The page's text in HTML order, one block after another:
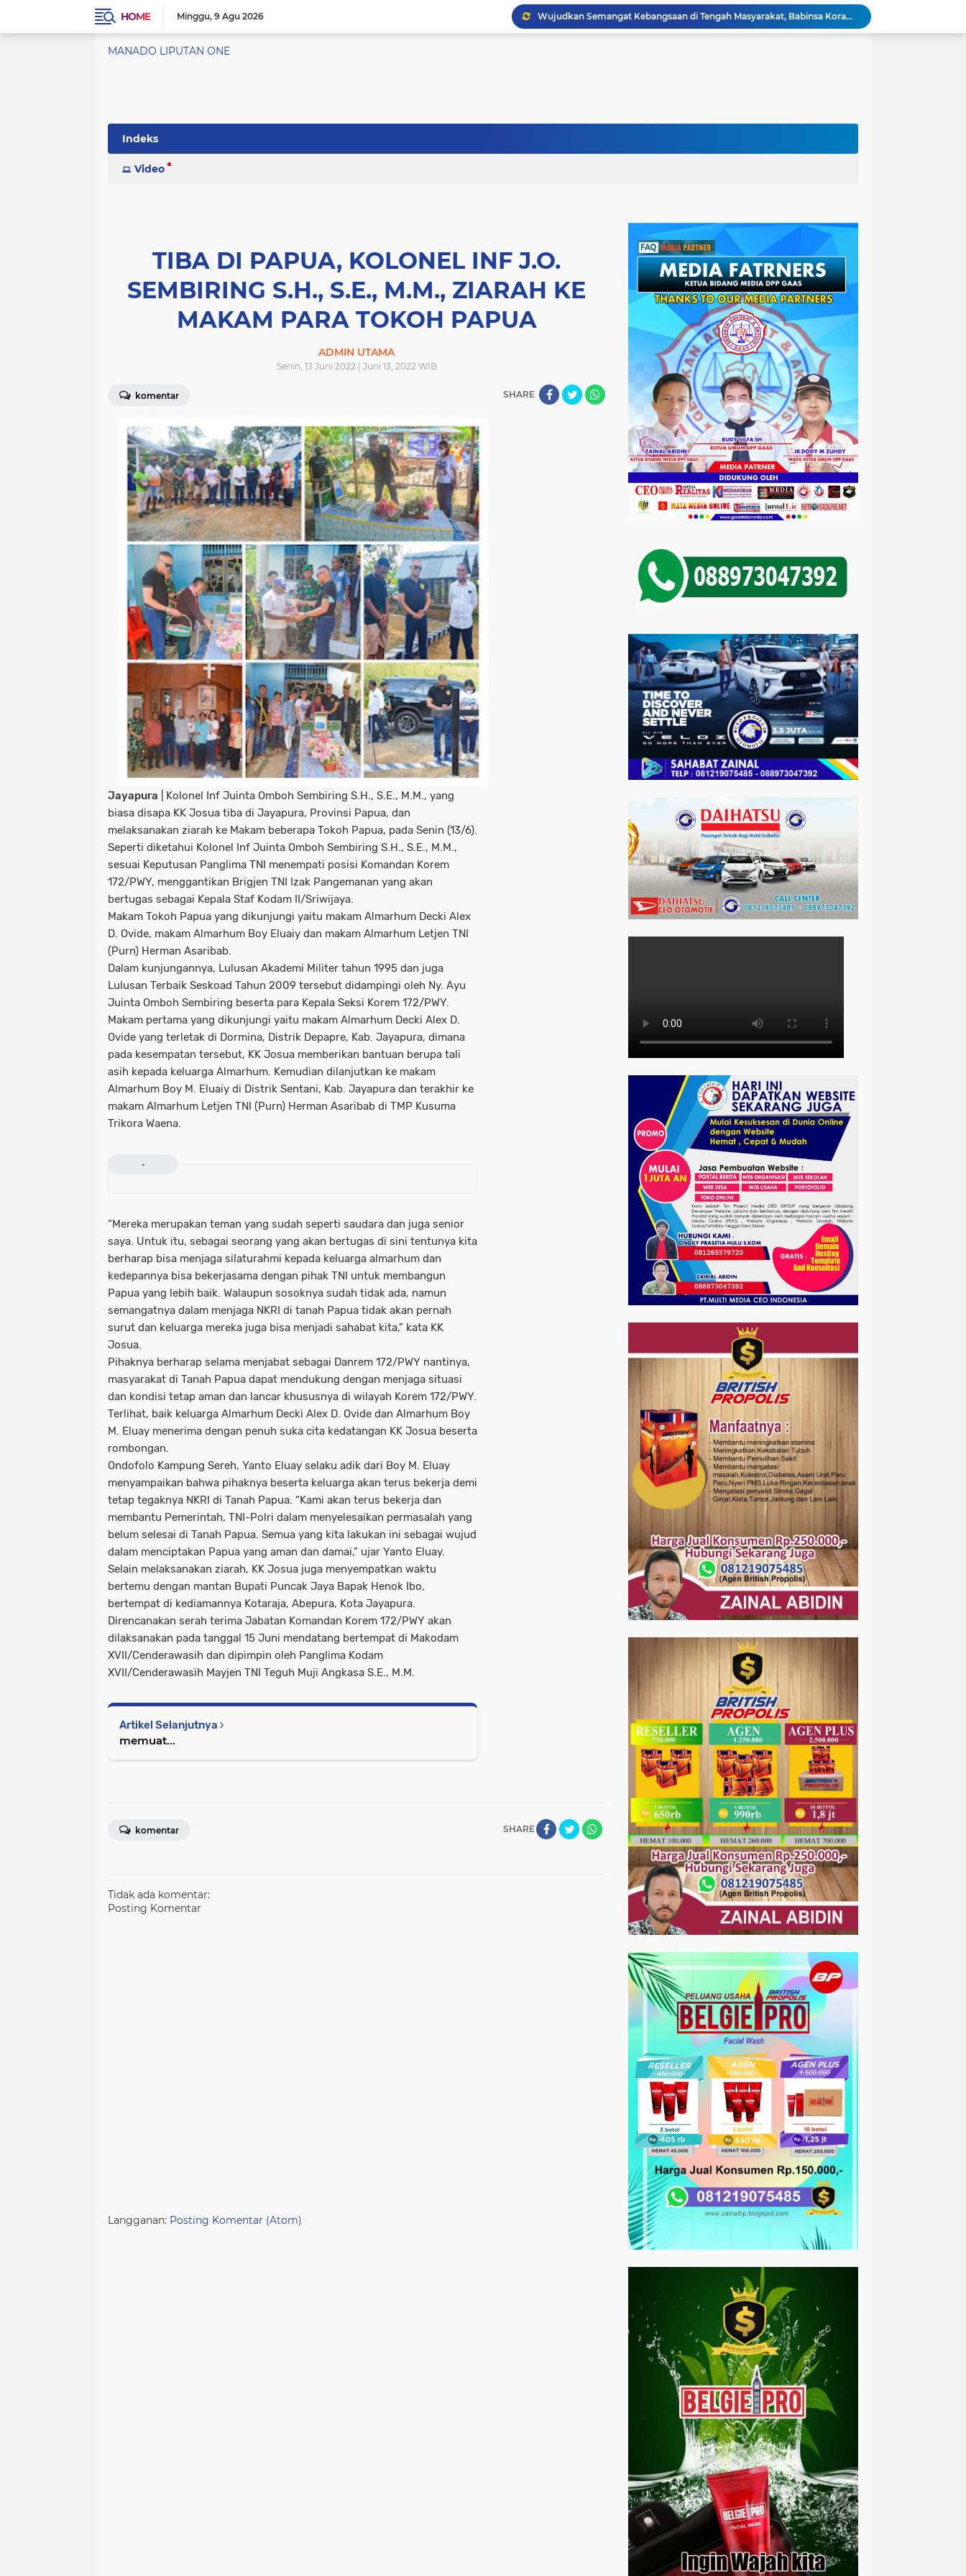
HOME Minggu 9 Agu 2026
Wujudkan Semangat Kebangsaan di Tengah Masyarakat, Babinsa Koramil 04/Banjarmasin Barat Kertak Baru Ilir Terlibat Aktif dalam Penilaian Kampung Merah Putih
Babinsa Koramil 02/Banjarmasin Selatan Gelar Komunikasi Sosial dengan Tokoh Agama untuk Meningkatkan Kerukunan dan Keamanan di Masyarakat
Babinsa Koramil 01/Banjarmasin Timur Adakan Komsos Bersama Ketua RW untuk Tingkatkan Kerja Sama dan Keamanan Lingkungan
MANADO LIPUTAN ONE
Indeks
Video
TIBA DI PAPUA, KOLONEL INF J.O.
SEMBIRING S.H., S.E., M.M., ZIARAH KE
MAKAM PARA TOKOH PAPUA
ADMIN UTAMA
Senin, 13 Juni 2022 | Juni 13, 2022 WIB
komentar SHARE
Jayapura | Kolonel Inf Juinta Omboh Sembiring S.H., S.E., M.M., yang
biasa disapa KK Josua tiba di Jayapura, Provinsi Papua, dan
melaksanakan ziarah ke Makam beberapa Tokoh Papua, pada Senin (13/6).
Seperti diketahui Kolonel Inf Juinta Omboh Sembiring S.H., S.E., M.M.,
sesuai Keputusan Panglima TNI menempati posisi Komandan Korem
172/PWY, menggantikan Brigjen TNI Izak Pangemanan yang akan
bertugas sebagai Kepala Staf Kodam II/Sriwijaya.
Makam Tokoh Papua yang dikunjungi yaitu makam Almarhum Decki Alex
D. Ovide, makam Almarhum Boy Eluaiy dan makam Almarhum Letjen TNI
(Purn) Herman Asaribab.
Dalam kunjungannya, Lulusan Akademi Militer tahun 1995 dan juga
Lulusan Terbaik Seskoad Tahun 2009 tersebut didampingi oleh Ny. Ayu
Juinta Omboh Sembiring beserta para Kepala Seksi Korem 172/PWY.
Makam pertama yang dikunjungi yaitu makam Almarhum Decki Alex D.
Ovide yang terletak di Dormina, Distrik Depapre, Kab. Jayapura, dimana
pada kesempatan tersebut, KK Josua memberikan bantuan berupa tali
asih kepada keluarga Almarhum. Kemudian dilanjutkan ke makam
Almarhum Boy M. Eluaiy di Distrik Sentani, Kab. Jayapura dan terakhir ke
makam Almarhum Letjen TNI (Purn) Herman Asaribab di TMP Kusuma
Trikora Waena.
-
“Mereka merupakan teman yang sudah seperti saudara dan juga senior
saya. Untuk itu, sebagai seorang yang akan bertugas di sini tentunya kita
berharap bisa menjaga silaturahmi kepada keluarga almarhum dan
kedepannya bisa bekerjasama dengan pihak TNI untuk membangun
Papua yang lebih baik. Walaupun sosoknya sudah tidak ada, namun
semangatnya dalam menjaga NKRI di tanah Papua tidak akan pernah
surut dan keluarga mereka juga bisa menjadi sahabat kita,” kata KK
Josua.
Pihaknya berharap selama menjabat sebagai Danrem 172/PWY nantinya,
masyarakat di Tanah Papua dapat mendukung dengan menjaga situasi
dan kondisi tetap aman dan lancar khususnya di wilayah Korem 172/PWY.
Terlihat, baik keluarga Almarhum Decki Alex D. Ovide dan Almarhum Boy
M. Eluay menerima dengan penuh suka cita kedatangan KK Josua beserta
rombongan.
Ondofolo Kampung Sereh, Yanto Eluay selaku adik dari Boy M. Eluay
menyampaikan bahwa pihaknya beserta keluarga akan terus bekerja demi
tetap tegaknya NKRI di Tanah Papua. “Kami akan terus bekerja dan
membantu Pemerintah, TNI-Polri dalam menyelesaikan permasalah yang
belum selesai di Tanah Papua. Semua yang kita lakukan ini sebagai wujud
dalam menciptakan Papua yang aman dan damai,” ujar Yanto Eluay.
Selain melaksanakan ziarah, KK Josua juga menyempatkan waktu
bertemu dengan mantan Bupati Puncak Jaya Bapak Henok Ibo,
bertempat di kediamannya Kotaraja, Abepura, Kota Jayapura.
Direncanakan serah terima Jabatan Komandan Korem 172/PWY akan
dilaksanakan pada tanggal 15 Juni mendatang bertempat di Makodam
XVII/Cenderawasih dan dipimpin oleh Panglima Kodam
XVII/Cenderawasih Mayjen TNI Teguh Muji Angkasa S.E., M.M.
Artikel Selanjutnya
memuat...
SHARE
komentar
Tidak ada komentar:
Posting Komentar
Langganan: Posting Komentar (Atom)